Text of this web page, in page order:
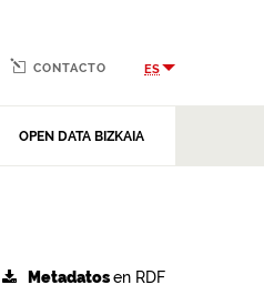
OPEN DATA BIZKAIA
CONTACTO ES
Metadatosen RDF